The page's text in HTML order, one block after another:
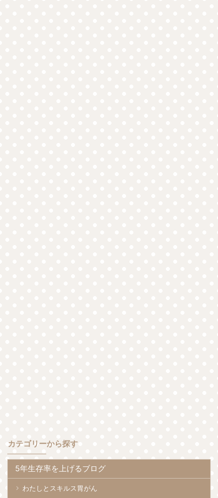
カテゴリーから探す
5年生存率を上げるブログ
わたしとスキルス胃がん